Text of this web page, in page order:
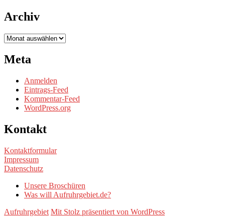
Archiv
Archiv
Meta
Anmelden
Eintrags-Feed
Kommentar-Feed
WordPress.org
Kontakt
Kontaktformular
Impressum
Datenschutz
Unsere Broschüren
Was will Aufruhrgebiet.de?
Aufruhrgebiet Mit Stolz präsentiert von WordPress